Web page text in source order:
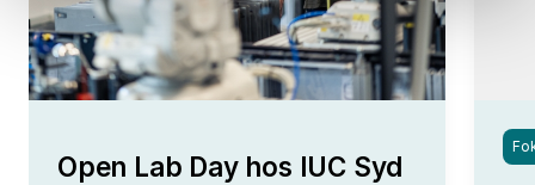
Open Lab Day hos IUC Syd